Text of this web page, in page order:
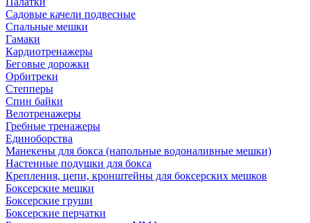
Садовые качели подвесные
Спальные мешки
Гамаки
Кардиотренажеры
Беговые дорожки
Орбитреки
Степперы
Спин байки
Велотренажеры
Гребные тренажеры
Единоборства
Манекены для бокса (напольные водоналивные мешки)
Настенные подушки для бокса
Крепления, цепи, кронштейны для боксерских мешков
Боксерские мешки
Боксерские груши
Боксерские перчатки